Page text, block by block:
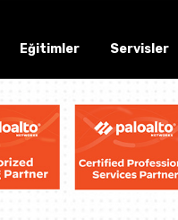
Eğitimler Servisler